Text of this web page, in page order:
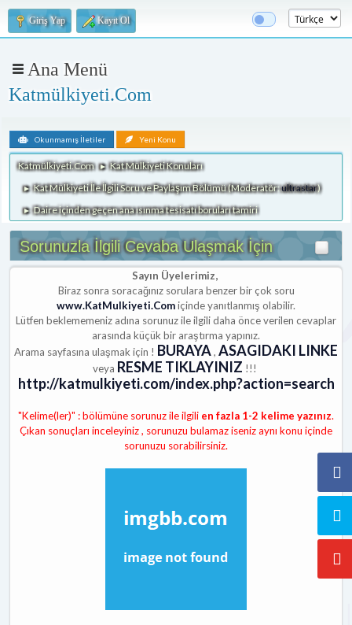
Giriş Yap Kayıt Ol
Ana Menü
Katmülkiyeti.Com
Okunmamış İletiler Yeni Konu
Katmülkiyeti.Com ► Kat Mülkiyeti Konuları
► Kat Mülkiyeti İle İlgili Soru ve Paylaşım Bölümü(Moderatör:ultrastar)
► Daire içinden geçen ana ısınma tesisatı boruları tamiri
Sorunuzla İlgili Cevaba Ulaşmak İçin
Sayın Üyelerimiz,
Biraz sonra soracağınız sorulara benzer bir çok soru
www.KatMulkiyeti.Comiçinde yanıtlanmış olabilir.
Lütfen beklememeniz adına sorunuz ile ilgili daha önce verilen cevaplar
arasında küçük bir araştırma yapınız.
Arama sayfasına ulaşmak için ! BURAYA, ASAGIDAKI LINKE
veya RESME TIKLAYINIZ !!!
http://katmulkiyeti.com/index.php?action=search
"Kelime(ler)" : bölümüne sorunuz ile ilgili en fazla 1-2 kelime yazınız.
Çıkan sonuçları inceleyiniz , sorunuzu bulamaz iseniz aynı konu içinde
sorunuzu sorabilirsiniz.